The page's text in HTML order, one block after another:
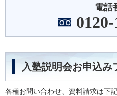
電話
入塾説明会お申込み
各種お問い合わせ、資料請求は下